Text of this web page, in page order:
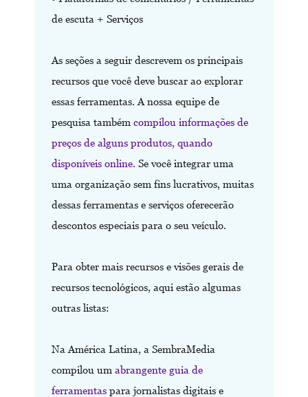
de escuta + Serviços
As seções a seguir descrevem os principais
recursos que você deve buscar ao explorar
essas ferramentas. A nossa equipe de
pesquisa também compilou informações de
preços de alguns produtos, quando
disponíveis online. Se você integrar uma
uma organização sem fins lucrativos, muitas
dessas ferramentas e serviços oferecerão
descontos especiais para o seu veículo.
Para obter mais recursos e visões gerais de
recursos tecnológicos, aqui estão algumas
outras listas:
Na América Latina, a SembraMedia
compilou um abrangente guia de
ferramentas para jornalistas digitais e